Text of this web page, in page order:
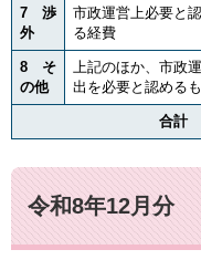
7 渉
外
市政運営上必要と
る経費
8 そ
の他
上記のほか、市政
出を必要と認める
合計
令和8年12月分